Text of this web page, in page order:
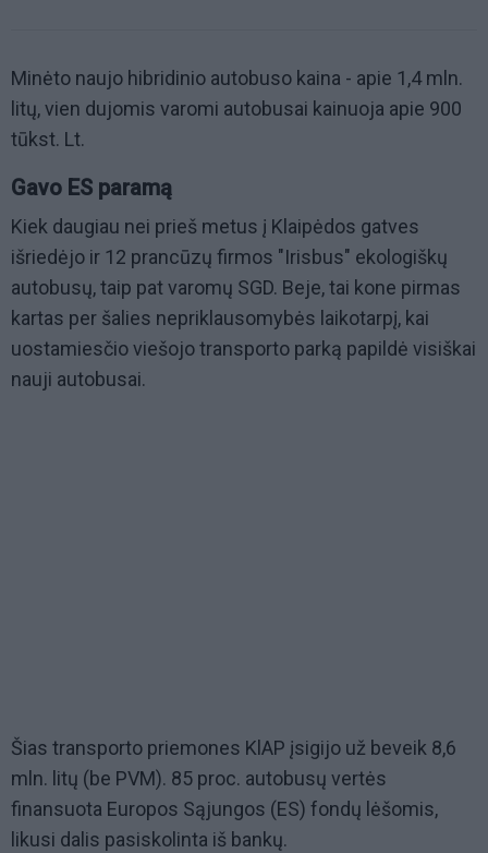
Minėto naujo hibridinio autobuso kaina - apie 1,4 mln.
litų, vien dujomis varomi autobusai kainuoja apie 900
tūkst. Lt.
Gavo ES paramą
Kiek daugiau nei prieš metus į Klaipėdos gatves
išriedėjo ir 12 prancūzų firmos "Irisbus" ekologiškų
autobusų, taip pat varomų SGD. Beje, tai kone pirmas
kartas per šalies nepriklausomybės laikotarpį, kai
uostamiesčio viešojo transporto parką papildė visiškai
nauji autobusai.
Šias transporto priemones KlAP įsigijo už beveik 8,6
mln. litų (be PVM). 85 proc. autobusų vertės
finansuota Europos Sąjungos (ES) fondų lėšomis,
likusi dalis pasiskolinta iš bankų.